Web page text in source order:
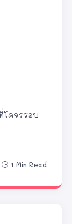
โคจรรอบ
1 Min Read